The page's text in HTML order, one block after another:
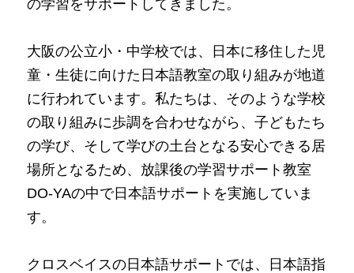
の学習をサポートしてきました。
大阪の公立小・中学校では、日本に移住した児
童・生徒に向けた日本語教室の取り組みが地道
に行われています。私たちは、そのような学校
の取り組みに歩調を合わせながら、子どもたち
の学び、そして学びの土台となる安心できる居
場所となるため、放課後の学習サポート教室
DO-YAの中で日本語サポートを実施していま
す。
クロスベイスの日本語サポートでは、日本語指